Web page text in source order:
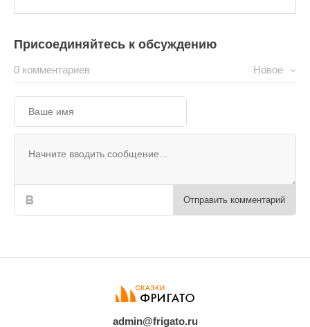
Присоединяйтесь к обсуждению
0 комментариев Новое
Отправить комментарий
admin@frigato.ru